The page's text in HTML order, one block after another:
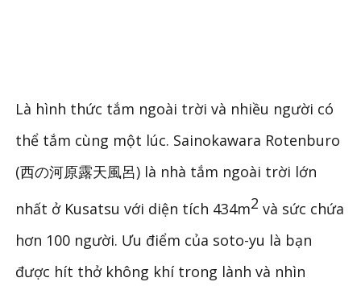
Là hình thức tắm ngoài trời và nhiều người có
thể tắm cùng một lúc. Sainokawara Rotenburo
(西の河原露天風呂) là nhà tắm ngoài trời lớn
nhất ở Kusatsu với diện tích 434m2 và sức chứa
hơn 100 người. Ưu điểm của soto-yu là bạn
được hít thở không khí trong lành và nhìn